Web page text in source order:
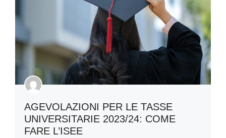
AGEVOLAZIONI PER LE TASSE
UNIVERSITARIE 2023/24: COME
FARE L’ISEE